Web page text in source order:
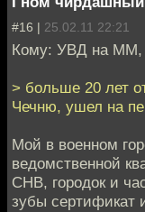
#16 | 25.02.11 22:21
Кому: УВД на ММ,
> больше 20 лет
Чечню, ушел на
Мой в военном
ведомственной
СНВ, городок и
зубы сертификат